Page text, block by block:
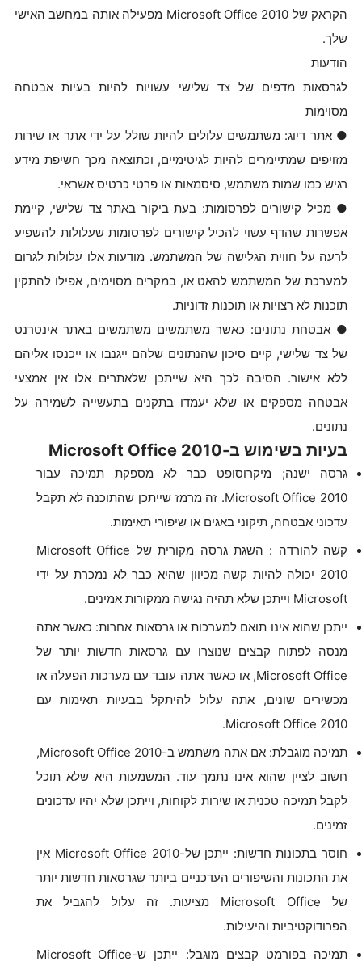
הקראק של Microsoft Office 2010 מפעילה אותה במחשב האישי
שלך.
הודעות
לגרסאות מדפים של צד שלישי עשויות להיות בעיות אבטחה
מסוימות
● אתר דיוג: משתמשים עלולים להיות שולל על ידי אתר או שירות
מזויפים שמתיימרים להיות לגיטימיים, וכתוצאה מכך חשיפת מידע
רגיש כמו שמות משתמש, סיסמאות או פרטי כרטיס אשראי.
● מכיל קישורים לפרסומות: בעת ביקור באתר צד שלישי, קיימת
אפשרות שהדף עשוי להכיל קישורים לפרסומות שעלולות להשפיע
לרעה על חווית הגלישה של המשתמש. מודעות אלו עלולות לגרום
למערכת של המשתמש להאט או, במקרים מסוימים, אפילו להתקין
תוכנות לא רצויות או תוכנות זדוניות.
● אבטחת נתונים: כאשר משתמשים משתמשים באתר אינטרנט
של צד שלישי, קיים סיכון שהנתונים שלהם ייגנבו או ייכנסו אליהם
ללא אישור. הסיבה לכך היא שייתכן שלאתרים אלו אין אמצעי
אבטחה מספקים או שלא יעמדו בתקנים בתעשייה לשמירה על
נתונים.
בעיות בשימוש ב-Microsoft Office 2010
גרסה ישנה; מיקרוסופט כבר לא מספקת תמיכה עבור
Microsoft Office 2010. זה מרמז שייתכן שהתוכנה לא תקבל
עדכוני אבטחה, תיקוני באגים או שיפורי תאימות.
קשה להורדה : השגת גרסה מקורית של Microsoft Office
2010 יכולה להיות קשה מכיוון שהיא כבר לא נמכרת על ידי
Microsoft וייתכן שלא תהיה נגישה ממקורות אמינים.
ייתכן שהוא אינו תואם למערכות או גרסאות אחרות: כאשר אתה
מנסה לפתוח קבצים שנוצרו עם גרסאות חדשות יותר של
Microsoft Office, או כאשר אתה עובד עם מערכות הפעלה או
מכשירים שונים, אתה עלול להיתקל בבעיות תאימות עם
Microsoft Office 2010.
תמיכה מוגבלת: אם אתה משתמש ב-Microsoft Office 2010,
חשוב לציין שהוא אינו נתמך עוד. המשמעות היא שלא תוכל
לקבל תמיכה טכנית או שירות לקוחות, וייתכן שלא יהיו עדכונים
זמינים.
חוסר בתכונות חדשות: ייתכן של-Microsoft Office 2010 אין
את התכונות והשיפורים העדכניים ביותר שגרסאות חדשות יותר
של Microsoft Office מציעות. זה עלול להגביל את
הפרודוקטיביות והיעילות.
תמיכה בפורמט קבצים מוגבל: ייתכן ש-Microsoft Office